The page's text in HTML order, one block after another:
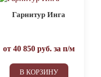
Гарнитур Инга
от 40 850руб. за п/м
В КОРЗИНУ